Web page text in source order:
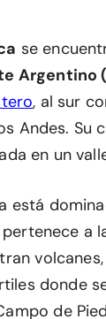
se
Argentino
, al sur
Andes. Su
en un
está
a
donde
de